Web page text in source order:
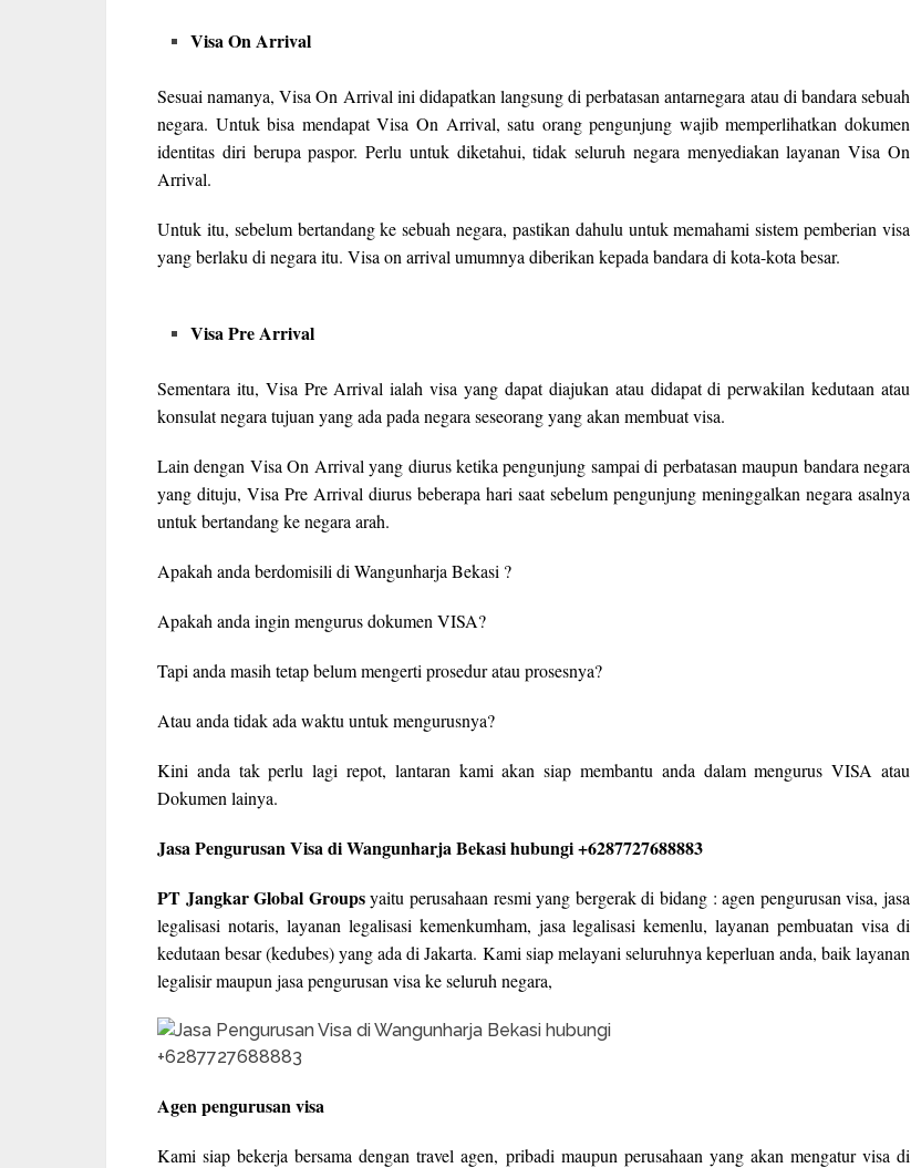
Visa On Arrival
Sesuai namanya, Visa On Arrival ini didapatkan langsung di perbatasan antarnegara atau di bandara sebuah
negara. Untuk bisa mendapat Visa On Arrival, satu orang pengunjung wajib memperlihatkan dokumen
identitas diri berupa paspor. Perlu untuk diketahui, tidak seluruh negara menyediakan layanan Visa On
Arrival.
Untuk itu, sebelum bertandang ke sebuah negara, pastikan dahulu untuk memahami sistem pemberian visa
yang berlaku di negara itu. Visa on arrival umumnya diberikan kepada bandara di kota-kota besar.
Visa Pre Arrival
Sementara itu, Visa Pre Arrival ialah visa yang dapat diajukan atau didapat di perwakilan kedutaan atau
konsulat negara tujuan yang ada pada negara seseorang yang akan membuat visa.
Lain dengan Visa On Arrival yang diurus ketika pengunjung sampai di perbatasan maupun bandara negara
yang dituju, Visa Pre Arrival diurus beberapa hari saat sebelum pengunjung meninggalkan negara asalnya
untuk bertandang ke negara arah.
Apakah anda berdomisili di Wangunharja Bekasi ?
Apakah anda ingin mengurus dokumen VISA?
Tapi anda masih tetap belum mengerti prosedur atau prosesnya?
Atau anda tidak ada waktu untuk mengurusnya?
Kini anda tak perlu lagi repot, lantaran kami akan siap membantu anda dalam mengurus VISA atau
Dokumen lainya.
Jasa Pengurusan Visa di Wangunharja Bekasi hubungi +6287727688883
PT Jangkar Global Groupsyaitu perusahaan resmi yang bergerak di bidang : agen pengurusan visa, jasa
legalisasi notaris, layanan legalisasi kemenkumham, jasa legalisasi kemenlu, layanan pembuatan visa di
kedutaan besar (kedubes) yang ada di Jakarta. Kami siap melayani seluruhnya keperluan anda, baik layanan
legalisir maupun jasa pengurusan visa ke seluruh negara,
Agen pengurusan visa
Kami siap bekerja bersama dengan travel agen, pribadi maupun perusahaan yang akan mengatur visa di